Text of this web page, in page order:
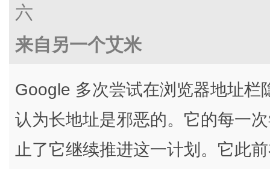
六
来自另一个艾米
Google 多次尝试在浏览器地址
认为长地址是邪恶的。它的每一
止了它继续推进这一计划。它此